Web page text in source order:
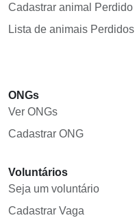
Cadastrar animal Perdido
Lista de animais Perdidos
ONGs
Ver ONGs
Cadastrar ONG
Voluntários
Seja um voluntário
Cadastrar Vaga